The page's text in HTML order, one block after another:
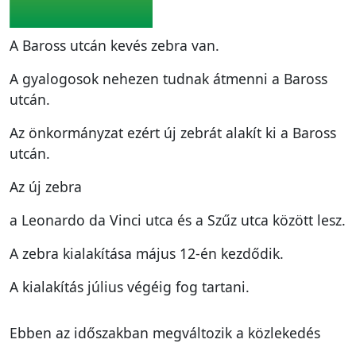
A Baross utcán kevés zebra van.
A gyalogosok nehezen tudnak átmenni a Baross
utcán.
Az önkormányzat ezért új zebrát alakít ki a Baross
utcán.
Az új zebra
a Leonardo da Vinci utca és a Szűz utca között lesz.
A zebra kialakítása május 12-én kezdődik.
A kialakítás július végéig fog tartani.
Ebben az időszakban megváltozik a közlekedés